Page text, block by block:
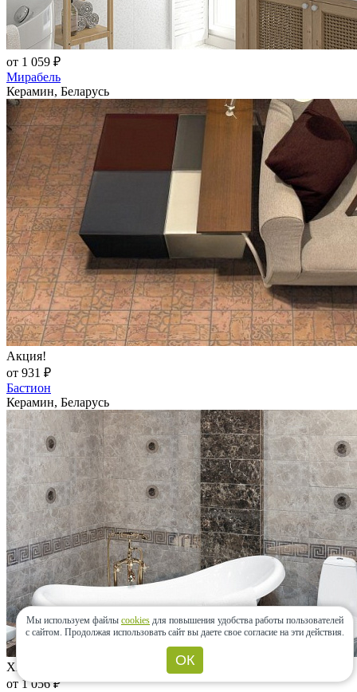
от 1 059 ₽
Мирабель
Керамин, Беларусь
Акция!
от 931 ₽
Бастион
Керамин, Беларусь
Хит!
от 1 056 ₽
Мы используем файлы cookies для повышения удобства работы пользователей
с сайтом. Продолжая использовать сайт вы даете свое согласие на эти действия.
ОК